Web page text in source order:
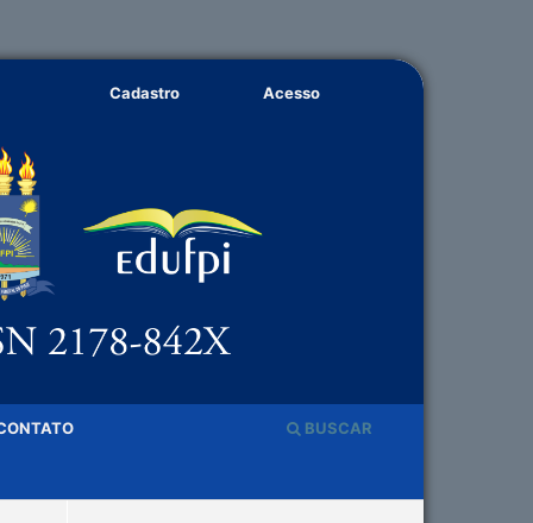
BUSCAR
Cadastro Acesso